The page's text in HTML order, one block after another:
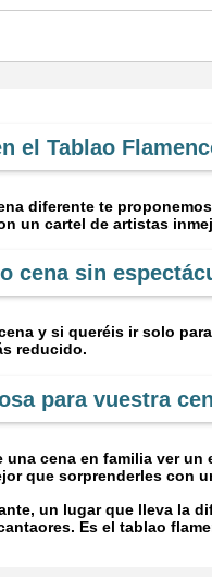
el Tablao
diferente te
un cartel de artistas
cena sin
y si queréis ir solo
reducido.
para vuestra
una cena en familia ver
que sorprenderles con
un lugar que lleva la
Es el tablao